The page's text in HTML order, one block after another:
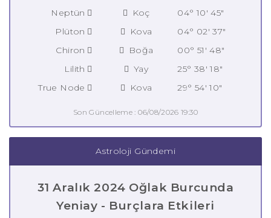
Neptün
Koç
04° 10' 45"
Plüton
Kova
04° 02' 37"
Chiron
Boğa
00° 51' 48"
Lilith
Yay
25° 38' 18"
True Node
Kova 29° 54' 10"
Son Güncelleme : 06/08/2026 19:30
Astroloji Gündemi
31 Aralık 2024 Oğlak Burcunda
Yeniay - Burçlara Etkileri